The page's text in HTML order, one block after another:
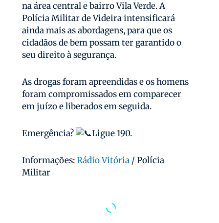
na área central e bairro Vila Verde. A
Polícia Militar de Videira intensificará
ainda mais as abordagens, para que os
cidadãos de bem possam ter garantido o
seu direito à segurança.
As drogas foram apreendidas e os homens
foram compromissados em comparecer
em juízo e liberados em seguida.
Emergência? Ligue 190.
Informações:Rádio Vitória/ Polícia
Militar